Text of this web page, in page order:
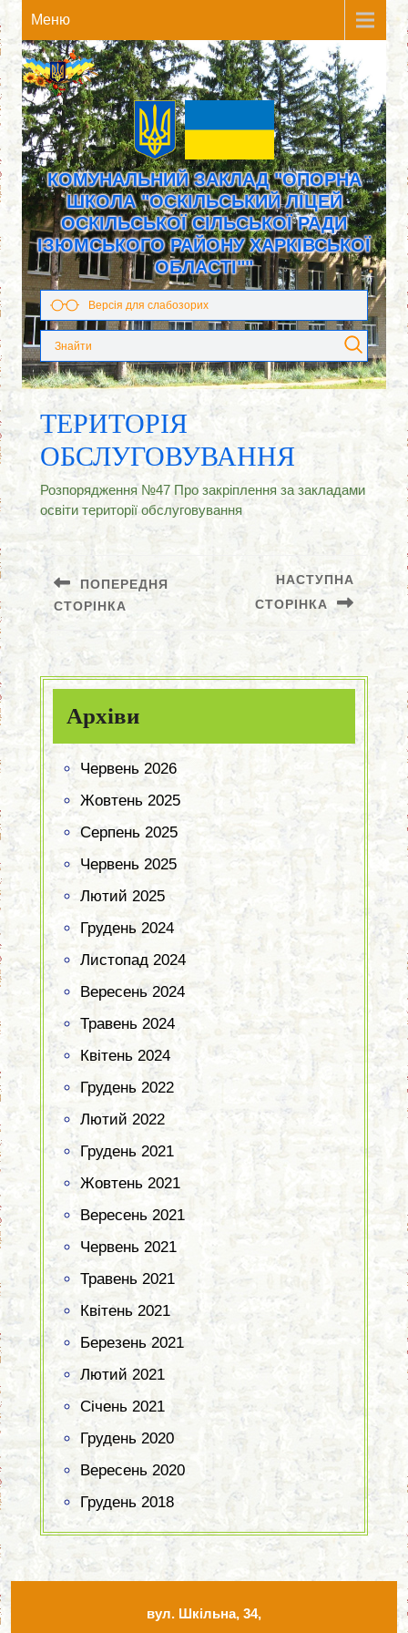
Meню
КОМУНАЛЬНИЙ ЗАКЛАД "ОПОРНА
ШКОЛА "ОСКІЛЬСЬКИЙ ЛІЦЕЙ
ОСКІЛЬСЬКОЇ СІЛЬСЬКОЇ РАДИ
ІЗЮМСЬКОГО РАЙОНУ ХАРКІВСЬКОЇ
ОБЛАСТІ""
Версія для слабозорих
ТЕРИТОРІЯ
ОБСЛУГОВУВАННЯ
Розпорядження №47 Про закріплення за закладами
освіти території обслуговування
Навігація
записівПОПЕРЕДНЯ
СТОРІНКА
Попередній
запис:
НАСТУПНА
СТОРІНКА
Наступний
Архіви
Червень 2026
Жовтень 2025
Серпень 2025
Червень 2025
Лютий 2025
Грудень 2024
Листопад 2024
Вересень 2024
Травень 2024
Квітень 2024
Грудень 2022
Лютий 2022
Грудень 2021
Жовтень 2021
Вересень 2021
Червень 2021
Травень 2021
Квітень 2021
Березень 2021
Лютий 2021
Січень 2021
Грудень 2020
Вересень 2020
Грудень 2018
вул. Шкільна, 34,